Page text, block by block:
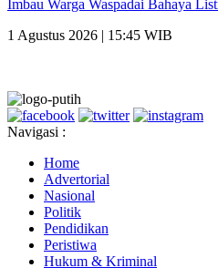
Imbau Warga Waspadai Bahaya
1 Agustus 2026 | 15:45 WIB
Navigasi :
Home
Advertorial
Nasional
Politik
Pendidikan
Peristiwa
Hukum & Kriminal